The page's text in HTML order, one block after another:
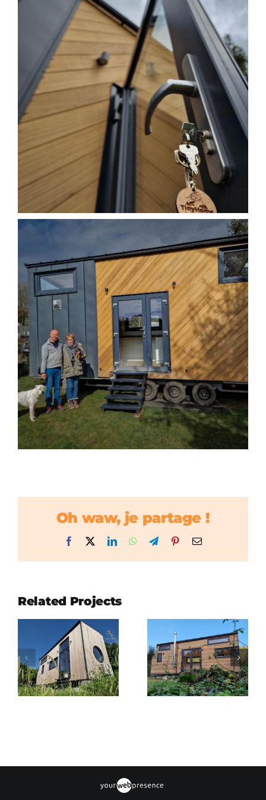
Oh waw, je partage !
Facebook LinkedInWhatsApp
TelegramPinterestEmail
Related Projects